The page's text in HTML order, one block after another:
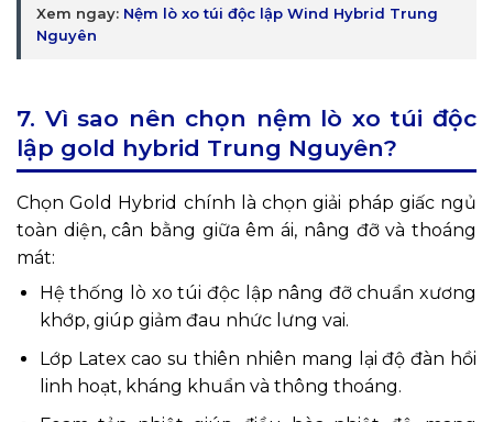
Xem ngay: Nệm lò xo túi độc lập Wind Hybrid Trung
Nguyên
7. Vì sao nên chọn nệm lò xo túi độc
lập gold hybrid Trung Nguyên?
Chọn Gold Hybrid chính là chọn giải pháp giấc ngủ
toàn diện, cân bằng giữa êm ái, nâng đỡ và thoáng
mát:
Hệ thống lò xo túi độc lập nâng đỡ chuẩn xương
khớp, giúp giảm đau nhức lưng vai.
Lớp Latex cao su thiên nhiên mang lại độ đàn hồi
linh hoạt, kháng khuẩn và thông thoáng.